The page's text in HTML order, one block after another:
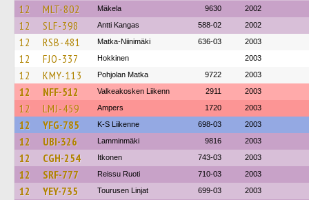
12 MLT-802 Mäkela 9630 2002
12 SLF-398 Antti Kangas 588-02 2002
12 RSB-481 Matka-Niinimäki 636-03 2003
12 FJO-337 Hokkinen 2003
12 KMY-113 Pohjolan Matka 9722 2003
12 NFF-512 Valkeakosken Liikenn 2911 2003
12 LMJ-459 Ampers 1720 2003
12 YFG-785 K-S Liikenne 698-03 2003
12 UBI-326 Lamminmäki 9816 2003
12 CGH-254 Itkonen 743-03 2003
12 SRF-777 Reissu Ruoti 710-03 2003
12 YEY-735 Tourusen Linjat 699-03 2003